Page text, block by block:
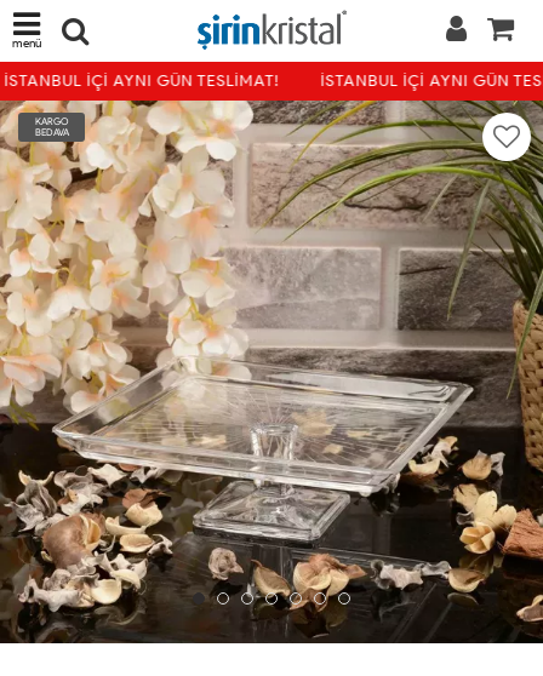
menü
İÇİ AYNI GÜN TESLİMAT! İSTANBUL İÇİ AYNI GÜN
KARGO
BEDAVA